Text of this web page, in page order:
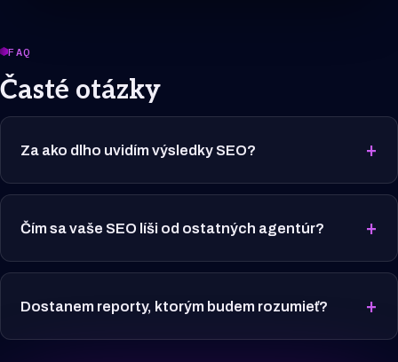
FAQ
Časté otázky
Za ako dlho uvidím výsledky SEO? +
Čím sa vaše SEO líši od ostatných agentúr? +
Dostanem reporty, ktorým budem rozumieť? +